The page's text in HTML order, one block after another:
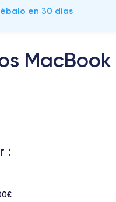
en 30 días
: